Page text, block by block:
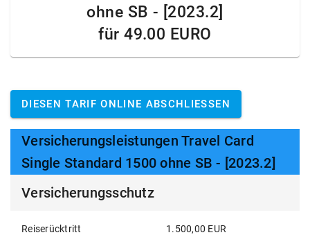
ohne SB - [2023.2]
für49.00 EURO
DIESEN TARIF ONLINE ABSCHLIESSEN
Versicherungsleistungen Travel Card
Single Standard 1500 ohne SB - [2023.2]
Versicherungsschutz
Reiserücktritt 1.500,00 EUR